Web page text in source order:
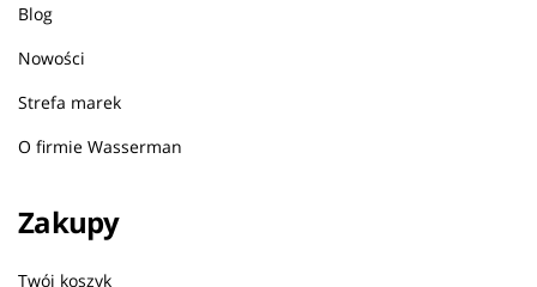
Blog
Nowości
Strefa marek
O firmie Wasserman
Zakupy
Twój koszyk